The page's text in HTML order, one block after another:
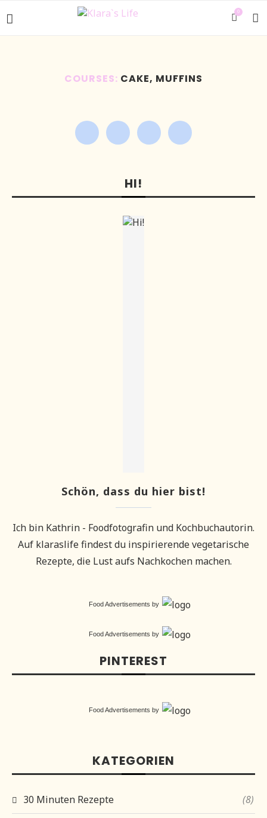
0
COURSES: CAKE, MUFFINS
HI!
Schön, dass du hier bist!
Ich bin Kathrin - Foodfotografin und Kochbuchautorin.
Auf klaraslife findest du inspirierende vegetarische
Rezepte, die Lust aufs Nachkochen machen.
Food Advertisements by
Food Advertisements by
PINTEREST
Food Advertisements by
KATEGORIEN
30 Minuten Rezepte (8)